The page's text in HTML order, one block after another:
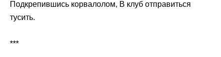
Подкрепившись корвалолом, В клуб отправиться
тусить.
***